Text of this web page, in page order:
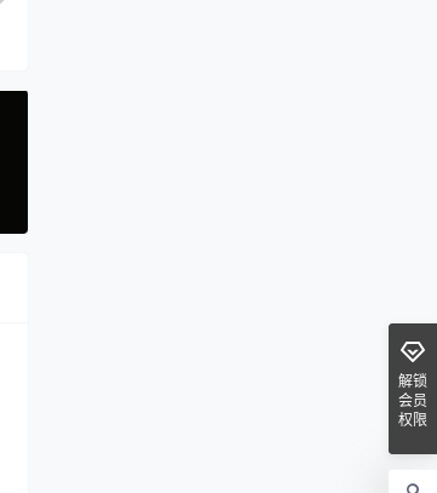
解锁
会员
权限